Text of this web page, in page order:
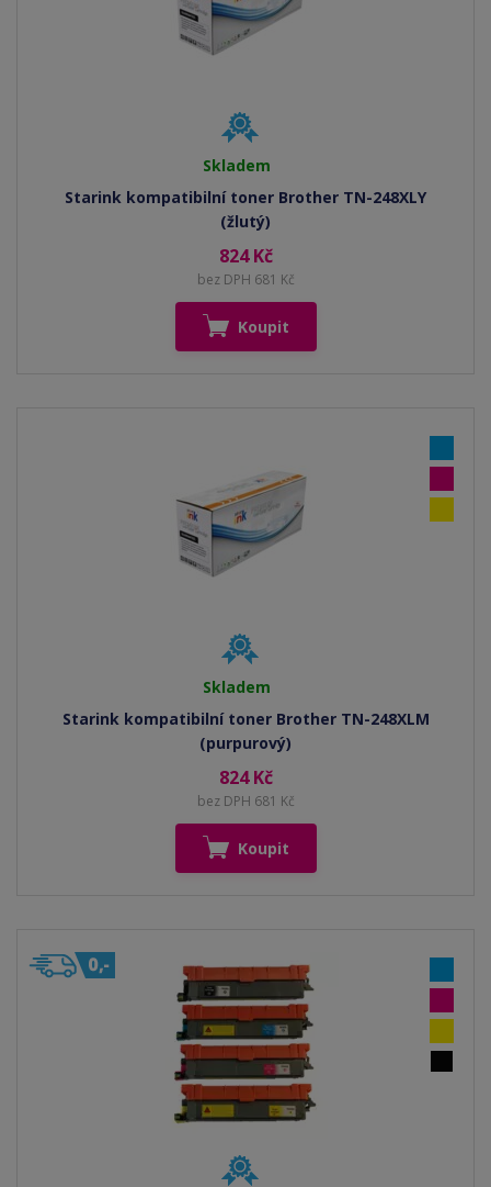
Skladem
Starink kompatibilní toner Brother TN-248XLY
(žlutý)
824 Kč
bez DPH 681 Kč
Koupit
Skladem
Starink kompatibilní toner Brother TN-248XLM
(purpurový)
824 Kč
bez DPH 681 Kč
Koupit